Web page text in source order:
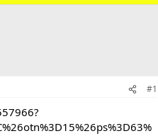
#1